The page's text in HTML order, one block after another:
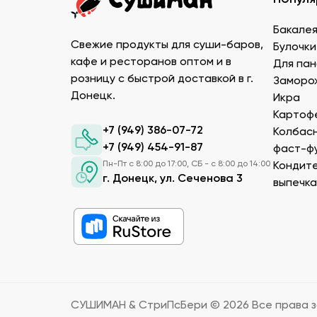
Икру масаго, тобико. Свежайшие
расфасовке. Используются для
Уксус рисовый. Заказать этот
Соевый соус. Приготовленный по
Преимущества заказа в Сушиман
Чтобы купить продукты для суши в ДНР от
гарантируем нашим клиентам следующие
Большой выбор товаров для суши
клиентах, поэтому тщательно
В каталоге можно посмотреть
положить в корзину нужно количество.
В ДНР продукты для суши оптом
Наши менеджеры консультируют по
Свежие продукты для суши-баров,
кафе и ресторанов оптом и в
розницу с быстрой доставкой в г.
Донецк.
+7 (949) 386-07-72
+7 (949) 454-91-87
Пн-Пт с 8:00 до 17:00, СБ - с 8:00 до 14:00
г. Донецк, ул. Сеченова 3
Бакалея
Для
Икра
фаст-
СУШИМАН & СтриПсБери © 2026 Все права